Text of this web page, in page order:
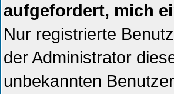
aufgefordert, mich
Nur registrierte
der Administrator
unbekannten